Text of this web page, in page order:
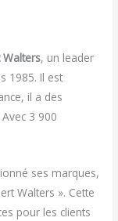
, un leader
1985. Il est
il a des
3 900
ses marques,
Walters ». Cette
pour les clients